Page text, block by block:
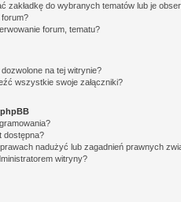
zakładkę do wybranych tematów lub je
forum, tematu?
na tej witrynie?
wszystkie swoje załączniki?
dostępna?
nadużyć lub zagadnień prawnych
witryny?